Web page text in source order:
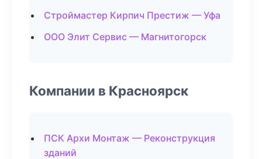
Строймастер Кирпич Престиж — Уфа
ООО Элит Сервис — Магнитогорск
Компании в Красноярск
ПСК Архи Монтаж — Реконструкция
зданий